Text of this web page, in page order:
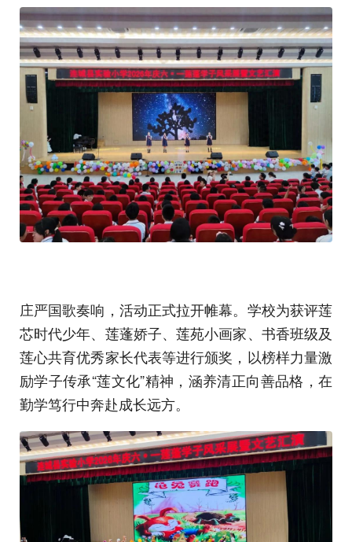
庄严国歌奏响，活动正式拉开帷幕。学校为获评莲
芯时代少年、莲蓬娇子、莲苑小画家、书香班级及
莲心共育优秀家长代表等进行颁奖，以榜样力量激
励学子传承“莲文化”精神，涵养清正向善品格，在
勤学笃行中奔赴成长远方。